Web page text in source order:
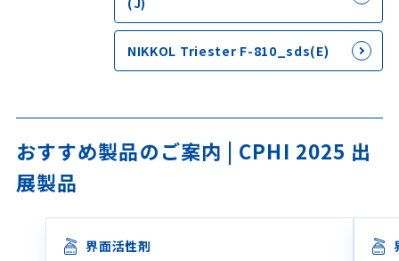
NIKKOL Triester F-810_sds(E)
おすすめ製品のご案内 | CPHI 2025 出
展製品
界面活性剤